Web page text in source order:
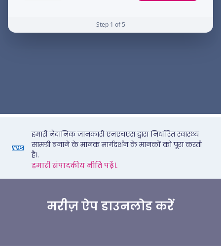
हमारी नैदानिक जानकारी एनएचएस द्वारा निर्धारित स्वास्थ्य
सामग्री बनाने के मानक मार्गदर्शन के मानकों को पूरा करती
है।.
हमारी संपादकीय नीति पढ़ें।.
मरीज़ ऐप डाउनलोड करें